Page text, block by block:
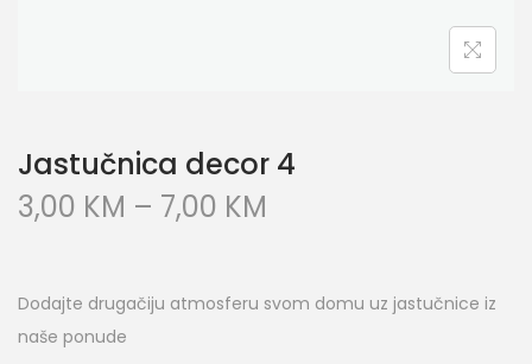
Jastučnica decor 4
3,00 KM – 7,00 KM
Dodajte drugačiju atmosferu svom domu uz jastučnice iz
naše ponude